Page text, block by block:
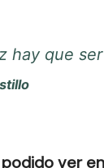
hay que
ver